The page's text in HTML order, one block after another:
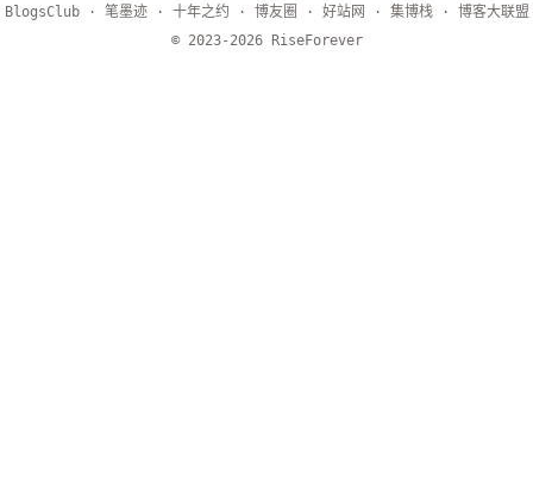
BlogsClub· 笔墨迹· 十年之约 · 博友圈 · 好站网 · 集博栈· 博客大联盟
© 2023-2026 RiseForever